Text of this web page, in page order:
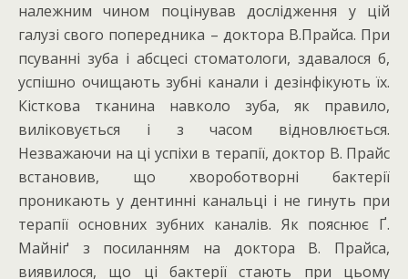
належним чином поцінував дослідження у цій
галузі свого попередника – доктора В.Прайса. При
псуванні зуба і абсцесі стоматологи, здавалося б,
успішно очищають зубні канали і дезінфікують їх.
Кісткова тканина навколо зуба, як правило,
виліковується і з часом відновлюється.
Незважаючи на ці успіхи в терапії, доктор В. Прайс
встановив, що хвороботворні бактерії
проникають у дентинні канальці і не гинуть при
терапії основних зубних каналів. Як пояснює Ґ.
Майніґ з посиланням на доктора В. Прайса,
виявилося, що ці бактерії стають при цьому